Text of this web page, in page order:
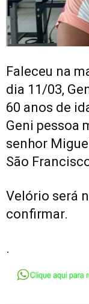
Faleceu na
dia 11/03,
60 anos de
Geni pessoa
senhor
São
Velório será
confirmar.
.